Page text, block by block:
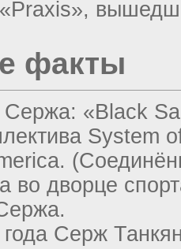
факты
«Black
System
во дворце
Серж